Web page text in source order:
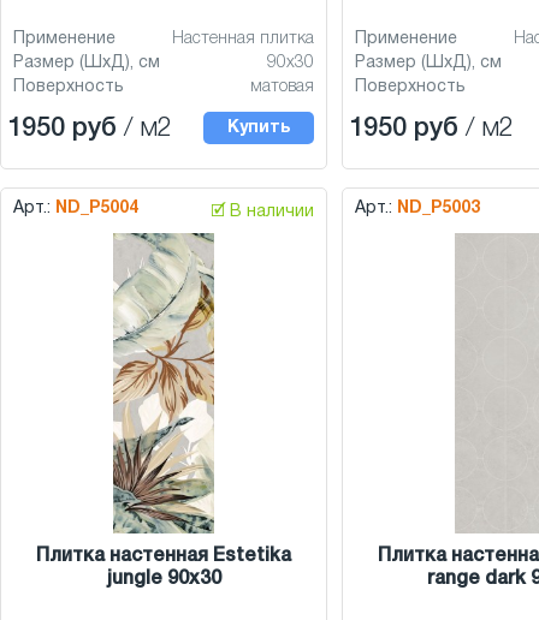
Применение
Настенная плитка
Размер (ШхД), см
90x30
Поверхность
матовая
1950 руб / м2 Купить
Применение
Размер (ШхД), см
Поверхность
1950 руб / м2
Арт.: ND_P5004 🗹 В наличии
Плитка настенная Estetika
jungle 90x30
Арт.: ND_P5003
Плитка
range dark